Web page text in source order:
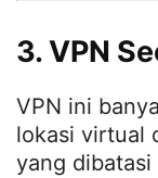
3. VPN
VPN ini
lokasi virtual
yang